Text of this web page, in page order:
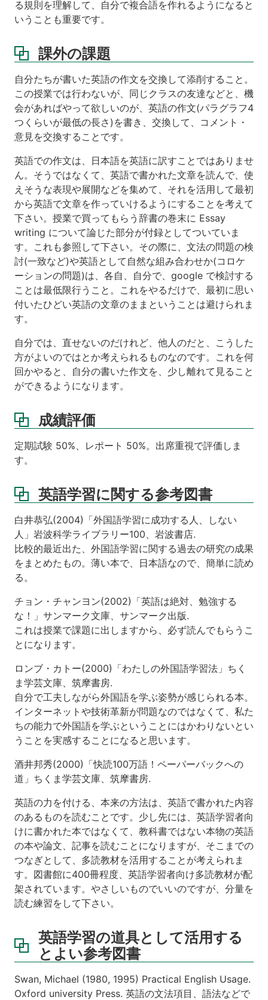
る規則を理解して、自分で複合語を作れるようになると
いうことも重要です。
課外の課題
自分たちが書いた英語の作文を交換して添削すること。
この授業では行わないが、同じクラスの友達などと、機
会があればやって欲しいのが、英語の作文(パラグラフ4
つくらいが最低の長さ)を書き、交換して、コメント・
意見を交換することです。
英語での作文は、日本語を英語に訳すことではありませ
ん。そうではなくて、英語で書かれた文章を読んで、使
えそうな表現や展開などを集めて、それを活用して最初
から英語で文章を作っていけるようにすることを考えて
下さい。授業で買ってもらう辞書の巻末に Essay
writing について論じた部分が付録としてついていま
す。これも参照して下さい。その際に、文法の問題の検
討(一致など)や英語として自然な組み合わせか(コロケ
ーションの問題)は、各自、自分で、google で検討する
ことは最低限行うこと。これをやるだけで、最初に思い
付いたひどい英語の文章のままということは避けられま
す。
自分では、直せないのだけれど、他人のだと、こうした
方がよいのではとか考えられるものなのです。これを何
回かやると、自分の書いた作文を、少し離れて見ること
ができるようになります。
成績評価
定期試験 50%、レポート 50%。出席重視で評価しま
す。
英語学習に関する参考図書
白井恭弘(2004)「外国語学習に成功する人、しない
人」岩波科学ライブラリー100、岩波書店.
比較的最近出た、外国語学習に関する過去の研究の成果
をまとめたもの。薄い本で、日本語なので、簡単に読め
る。
チョン・チャンヨン(2002)「英語は絶対、勉強する
な！」サンマーク文庫、サンマーク出版.
これは授業で課題に出しますから、必ず読んでもらうこ
とになります。
ロンブ・カトー(2000)「わたしの外国語学習法」ちく
ま学芸文庫、筑摩書房.
自分で工夫しながら外国語を学ぶ姿勢が感じられる本。
インターネットや技術革新が問題なのではなくて、私た
ちの能力で外国語を学ぶということにはかわりないとい
うことを実感することになると思います。
酒井邦秀(2000)「快読100万語！ペーパーバックへの
道」ちくま学芸文庫、筑摩書房.
英語の力を付ける、本来の方法は、英語で書かれた内容
のあるものを読むことです。少し先には、英語学習者向
けに書かれた本ではなくて、教科書ではない本物の英語
の本や論文、記事を読むことになりますが、そこまでの
つなぎとして、多読教材を活用することが考えられま
す。図書館に400冊程度、英語学習者向け多読教材が配
架されています。やさしいものでいいのですが、分量を
読む練習をして下さい。
英語学習の道具として活用する
とよい参考図書
Swan, Michael (1980, 1995) Practical English Usage.
Oxford university Press. 英語の文法項目、語法などで